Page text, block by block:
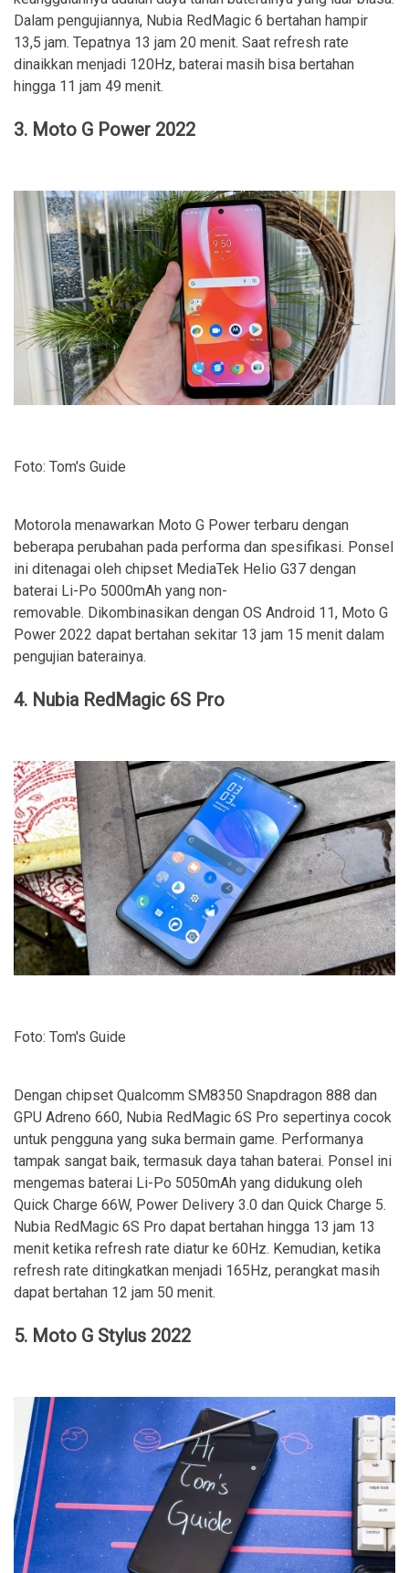
Dalam pengujiannya, Nubia RedMagic 6 bertahan hampir
13,5 jam. Tepatnya 13 jam 20 menit. Saat refresh rate
dinaikkan menjadi 120Hz, baterai masih bisa bertahan
hingga 11 jam 49 menit.
3. Moto G Power 2022
Foto: Tom's Guide
Motorola menawarkan Moto G Power terbaru dengan
beberapa perubahan pada performa dan spesifikasi. Ponsel
ini ditenagai oleh chipset MediaTek Helio G37 dengan
baterai Li-Po 5000mAh yang non-
removable. Dikombinasikan dengan OS Android 11, Moto G
Power 2022 dapat bertahan sekitar 13 jam 15 menit dalam
pengujian baterainya.
4. Nubia RedMagic 6S Pro
Foto: Tom's Guide
Dengan chipset Qualcomm SM8350 Snapdragon 888 dan
GPU Adreno 660, Nubia RedMagic 6S Pro sepertinya cocok
untuk pengguna yang suka bermain game. Performanya
tampak sangat baik, termasuk daya tahan baterai. Ponsel ini
mengemas baterai Li-Po 5050mAh yang didukung oleh
Quick Charge 66W, Power Delivery 3.0 dan Quick Charge 5.
Nubia RedMagic 6S Pro dapat bertahan hingga 13 jam 13
menit ketika refresh rate diatur ke 60Hz. Kemudian, ketika
refresh rate ditingkatkan menjadi 165Hz, perangkat masih
dapat bertahan 12 jam 50 menit.
5. Moto G Stylus 2022